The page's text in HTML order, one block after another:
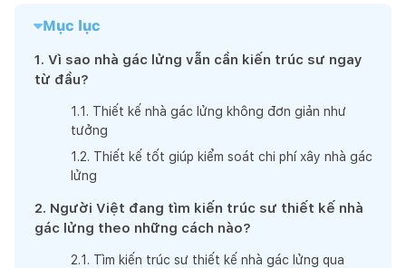
Mục lục
1. Vì sao nhà gác lửng vẫn cần kiến trúc sư ngay
từ đầu?
1 .1 . Thiết kế nhà gác lửng không đơn giản như
tưởng
1 .2. Thiết kế tốt giúp kiểm soát chi phí xây nhà gác
lửng
2. Người Việt đang tìm kiến trúc sư thiết kế nhà
gác lửng theo những cách nào?
2.1 . Tìm kiến trúc sư thiết kế nhà gác lửng qua